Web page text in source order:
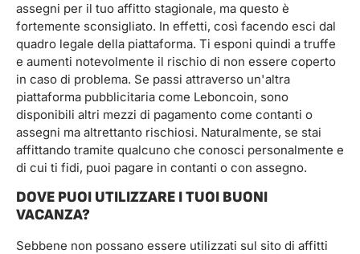
assegni per il tuo affitto stagionale, ma questo è
fortemente sconsigliato. In effetti, così facendo esci dal
quadro legale della piattaforma. Ti esponi quindi a truffe
e aumenti notevolmente il rischio di non essere coperto
in caso di problema. Se passi attraverso un'altra
piattaforma pubblicitaria come Leboncoin, sono
disponibili altri mezzi di pagamento come contanti o
assegni ma altrettanto rischiosi. Naturalmente, se stai
affittando tramite qualcuno che conosci personalmente e
di cui ti fidi, puoi pagare in contanti o con assegno.
DOVE PUOI UTILIZZARE I TUOI BUONI
VACANZA?
Sebbene non possano essere utilizzati sul sito di affitti